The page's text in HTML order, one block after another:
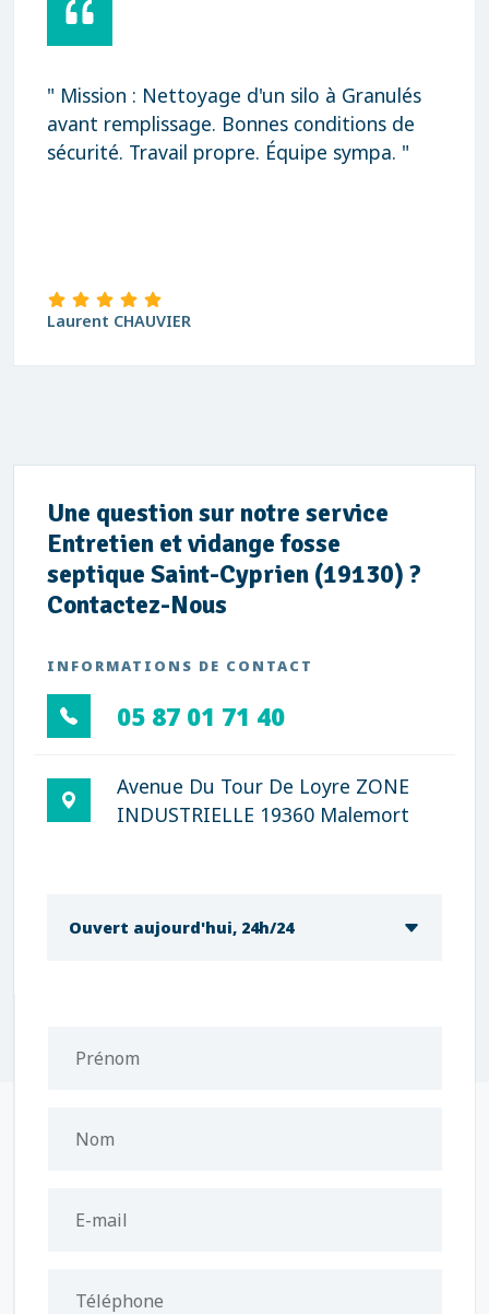
" Mission : Nettoyage d'un silo à Granulés
avant remplissage. Bonnes conditions de
sécurité. Travail propre. Équipe sympa. "
Laurent CHAUVIER
Une question sur notre service
Entretien et vidange fosse
septique Saint-Cyprien (19130) ?
Contactez-Nous
INFORMATIONS DE CONTACT
05 87 01 71 40
Avenue Du Tour De Loyre ZONE
INDUSTRIELLE 19360 Malemort
Ouvert aujourd'hui, 24h/24
Prénom
Nom
E-mail
Téléphone